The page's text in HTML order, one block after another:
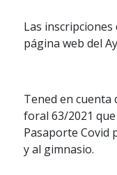
Las
página web del
Tened en
foral 63/2021
Pasaporte Covid
y al gimnasio.